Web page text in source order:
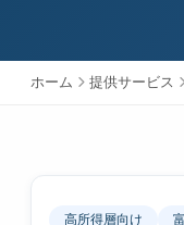
ホーム 提供サービス
高所得層向け